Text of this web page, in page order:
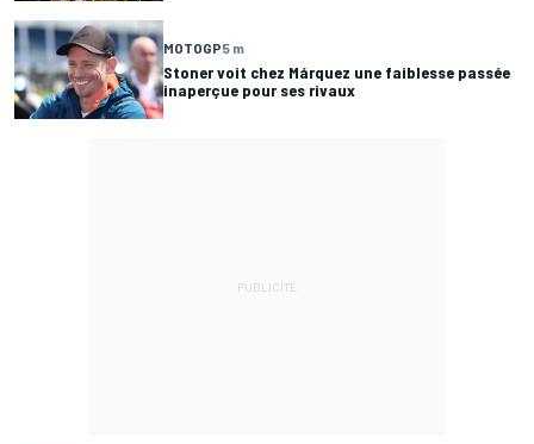
MOTOGP5 m
Stoner voit chez Márquez une faiblesse passée
inaperçue pour ses rivaux